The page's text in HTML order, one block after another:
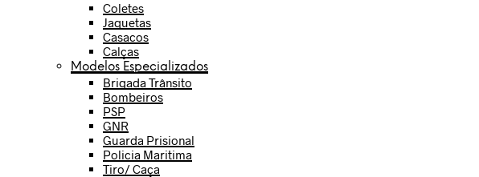
Coletes
Jaquetas
Casacos
Calças
Modelos Especializados
Brigada Trânsito
Bombeiros
PSP
GNR
Guarda Prisional
Policia Maritima
Tiro/ Caça